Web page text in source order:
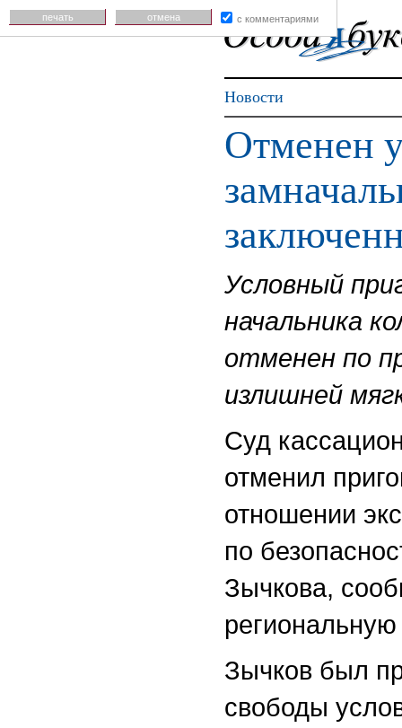
Новости
Отменен
Условный
начальника
отменен по
излишней
Суд
отменил
отношении
по
Зычкова,
региональную
Зычков был
свободы
печать отмена с комментариями